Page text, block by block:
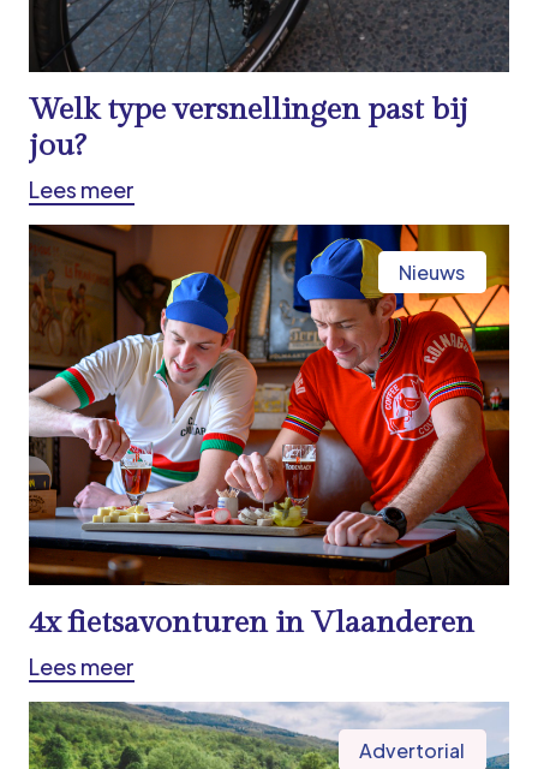
Welk type versnellingen past bij
jou?
Lees meer
Nieuws
4x fietsavonturen in Vlaanderen
Lees meer
Advertorial